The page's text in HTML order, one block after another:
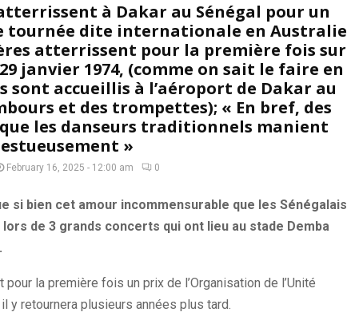
à Dakar au Sénégal pour un
tournée dite internationale en Australie
atterrissent pour la première fois sur
janvier 1974, (comme on sait le faire en
sont accueillis à l’aéroport de Dakar au
et des trompettes); « En bref, des
les danseurs traditionnels manient
»
February 16, 2025 - 12:00 am 0
si bien cet amour incommensurable que les Sénégalais
de 3 grands concerts qui ont lieu au stade Demba
la première fois un prix de l’Organisation de l’Unité
y retournera plusieurs années plus tard.